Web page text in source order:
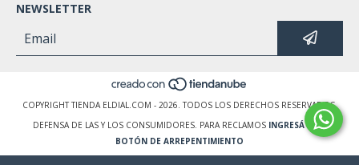
NEWSLETTER
COPYRIGHT TIENDA ELDIAL.COM - 2026. TODOS LOS DERECHOS RESERVADOS.
DEFENSA DE LAS Y LOS CONSUMIDORES. PARA RECLAMOS INGRESÁ ACÁ.
BOTÓN DE ARREPENTIMIENTO